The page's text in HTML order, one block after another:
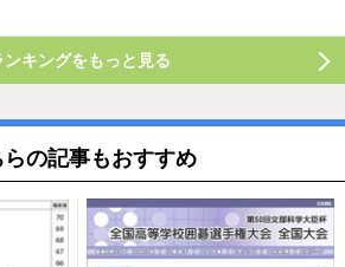
ンキングをもっと見る
らの記事もおすすめ